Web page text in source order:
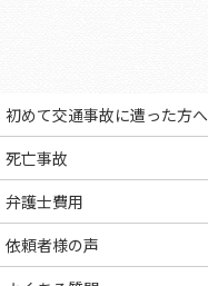
初めて交通事故に遭った方へ
死亡事故
弁護士費用
依頼者様の声